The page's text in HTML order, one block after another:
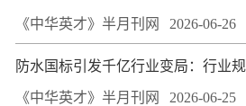
《中华英才》半月刊网 2026-06-26
防水国标引发千亿行业变局：行业
《中华英才》半月刊网 2026-06-25